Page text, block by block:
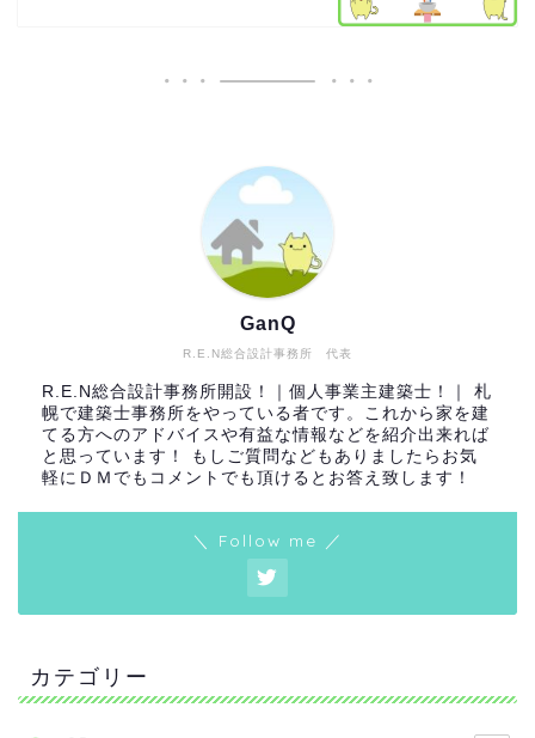
R.E.N総合設計事務所 代表
GanQ
R.E.N総合設計事務所開設！｜個人事業主建築士！｜ 札
幌で建築士事務所をやっている者です。これから家を建
てる方へのアドバイスや有益な情報などを紹介出来れば
と思っています！ もしご質問などもありましたらお気
軽にＤＭでもコメントでも頂けるとお答え致します！
＼ Follow me ／
カテゴリー